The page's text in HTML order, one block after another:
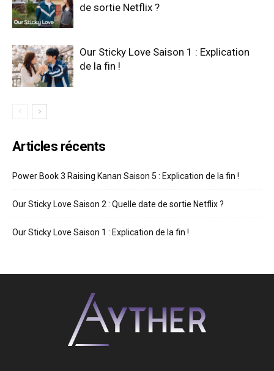
de sortie Netflix ?
Our Sticky Love Saison 1 : Explication
de la fin !
Articles récents
Power Book 3 Raising Kanan Saison 5 : Explication de la fin !
Our Sticky Love Saison 2 : Quelle date de sortie Netflix ?
Our Sticky Love Saison 1 : Explication de la fin !